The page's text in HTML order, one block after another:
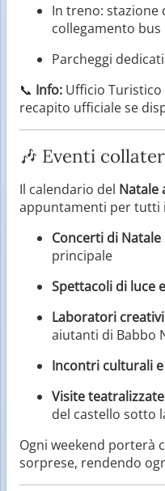
In treno: stazione
collegamento bus
Parcheggi
📞 Info: Ufficio
recapito ufficiale se
🎶 Eventi
Il calendario del Natale
appuntamenti per tutti
Concerti di Natale
principale
Spettacoli di luce
Laboratori
aiutanti di Babbo
Incontri culturali
Visite teatralizzate
del castello sotto
Ogni weekend porterà
sorprese, rendendo